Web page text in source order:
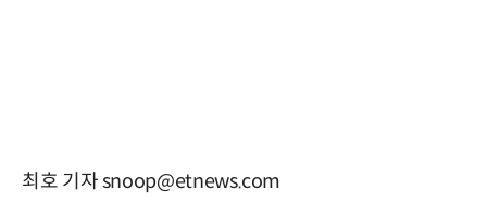
최호 기자 snoop@etnews.com